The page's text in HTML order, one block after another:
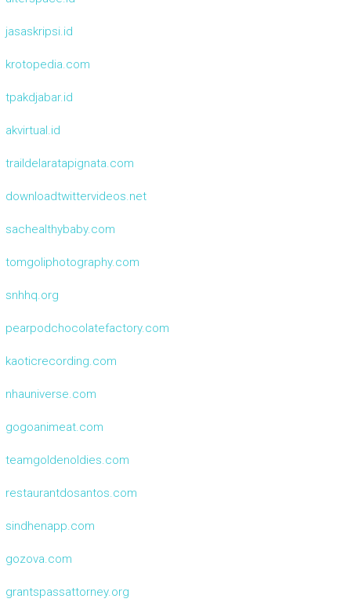
jasaskripsi.id
krotopedia.com
tpakdjabar.id
akvirtual.id
traildelaratapignata.com
downloadtwittervideos.net
sachealthybaby.com
tomgoliphotography.com
snhhq.org
pearpodchocolatefactory.com
kaoticrecording.com
nhauniverse.com
gogoanimeat.com
teamgoldenoldies.com
restaurantdosantos.com
sindhenapp.com
gozova.com
grantspassattorney.org